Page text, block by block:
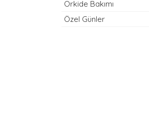
Orkide Bakımı
Özel Günler